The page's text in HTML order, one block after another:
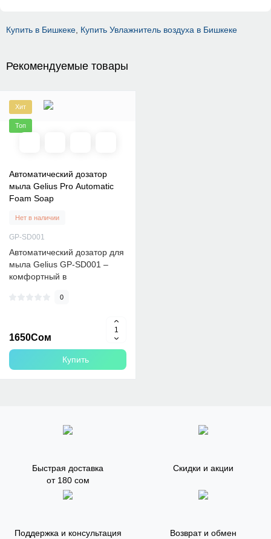
Купить в Бишкеке Купить Увлажнитель воздуха в Бишкеке
Рекомендуемые товары
Хит
Топ
Автоматический дозатор
мыла Gelius Pro Automatic
Foam Soap
Нет в наличии
GP-SD001
Автоматический дозатор для
мыла Gelius GP-SD001 –
комфортный в
управляется пр..
0
1650Сом
Купить
Быстрая доставка
от 180 сом
Скидки и акции
Поддержка и консультация Возврат и обмен